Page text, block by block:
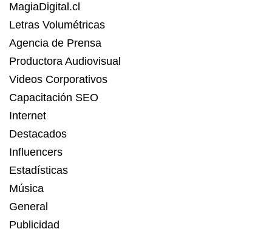
MagiaDigital.cl
Letras Volumétricas
Agencia de Prensa
Productora Audiovisual
Videos Corporativos
Capacitación SEO
Internet
Destacados
Influencers
Estadísticas
Música
General
Publicidad